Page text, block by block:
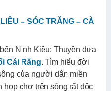
– SÓC TRĂNG – CÀ
Ninh Kiều: Thuyền đưa
Cái Răng. Tìm hiểu đời
của người dân miền
họp chợ trên sông rất độc